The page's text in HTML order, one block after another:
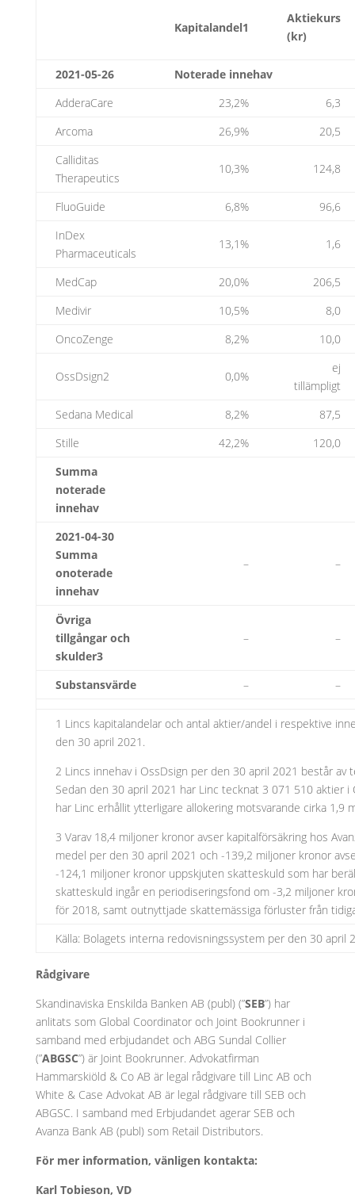
Kapitalandel1
Aktiekurs
(kr)
2021-05-26
Noterade innehav
AdderaCare
23,2%
6,3
Arcoma
26,9%
20,5
Calliditas
Therapeutics
10,3% 124,8
FluoGuide 6,8%
96,6
InDex
Pharmaceuticals
13,1% 1,6
MedCap 20,0%
206,5
Medivir
10,5%
8,0
OncoZenge
8,2% 10,0
OssDsign2 0,0%
ej
tillämpligt
Sedana Medical
8,2%
87,5
Stille
42,2%
120,0
Summa
noterade
innehav
2021-04-30
Summa
onoterade
innehav
– –
Övriga
tillgångar och
skulder3
– –
Substansvärde – –
1 Lincs kapitalandelar och antal aktier/andel i respektive
den 30 april 2021.
2 Lincs innehav i OssDsign per den 30 april 2021 består
Sedan den 30 april 2021 har Linc tecknat 3 071 510 aktier
har Linc erhållit ytterligare allokering motsvarande cirka
3 Varav 18,4 miljoner kronor avser kapitalförsäkring hos
medel per den 30 april 2021 och -139,2 miljoner kronor
-124,1 miljoner kronor uppskjuten skatteskuld som har
skatteskuld ingår en periodiseringsfond om -3,2 miljoner
för 2018, samt outnyttjade skattemässiga förluster från
Källa: Bolagets interna redovisningssystem per den 30
Rådgivare
Skandinaviska Enskilda Banken AB (publ) (”SEB”) har
anlitats som Global Coordinator och Joint Bookrunner i
samband med erbjudandet och ABG Sundal Collier
(”ABGSC”) är Joint Bookrunner. Advokatfirman
Hammarskiöld & Co AB är legal rådgivare till Linc AB och
White & Case Advokat AB är legal rådgivare till SEB och
ABGSC. I samband med Erbjudandet agerar SEB och
Avanza Bank AB (publ) som Retail Distributors.
För mer information, vänligen kontakta:
Karl Tobieson, VD